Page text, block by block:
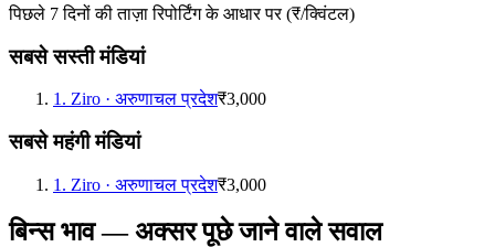
पिछले 7 दिनों की ताज़ा रिपोर्टिंग के आधार पर (₹/क्विंटल)
सबसे सस्ती मंडियां
1 . Ziro · अरुणाचल प्रदेश₹3,000
सबसे महंगी मंडियां
1 . Ziro · अरुणाचल प्रदेश₹3,000
बिन्स भाव — अक्सर पूछे जाने वाले सवाल